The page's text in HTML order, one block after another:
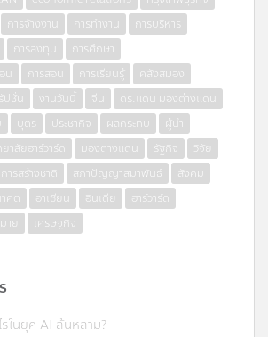
การจ้างงาน การทำงาน
การบริหาร
การลงทุน
การศึกษา
การสอน การเรียนรู้
คลังสมอง
ปชั่น งานวันนี้ จีน
ดร.แดน มองต่างแดน
บุตร ประชากิจ ผลกระทบ
ผู้นำ
าลัยฮาร์วาร์ด มองต่างแดน รัฐกิจ
วิจัย
ารสร้างชาติ สภาปัญญาสมาพันธ์
สังคม
คต อาเซียน อินเดีย
ฮาร์วาร์ด
าย เศรษฐกิจ
ในยุค AI ล้นหลาม?